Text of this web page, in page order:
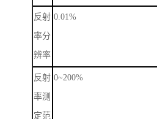
反射
率分
辨率
0.01%
反射
率测
定范
0~200%